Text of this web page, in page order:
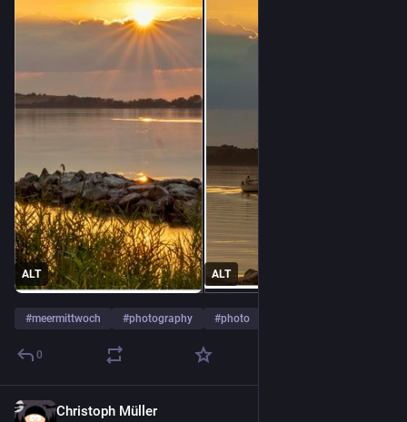
ALT ALT
#meermittwoch #photography #photo
0
Christoph Müller